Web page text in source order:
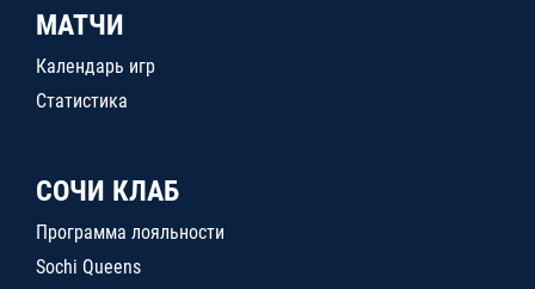
МАТЧИ
Календарь игр
Статистика
СОЧИ КЛАБ
Программа лояльности
Sochi Queens